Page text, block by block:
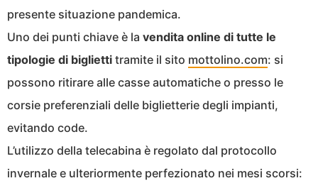
presente situazione pandemica.
Uno dei punti chiave è la vendita online di tutte le
tipologie di biglietti tramite il sito mottolino.com: si
possono ritirare alle casse automatiche o presso le
corsie preferenziali delle biglietterie degli impianti,
evitando code.
L’utilizzo della telecabina è regolato dal protocollo
invernale e ulteriormente perfezionato nei mesi scorsi: